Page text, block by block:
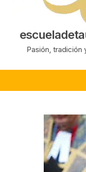
Pasión, tradición